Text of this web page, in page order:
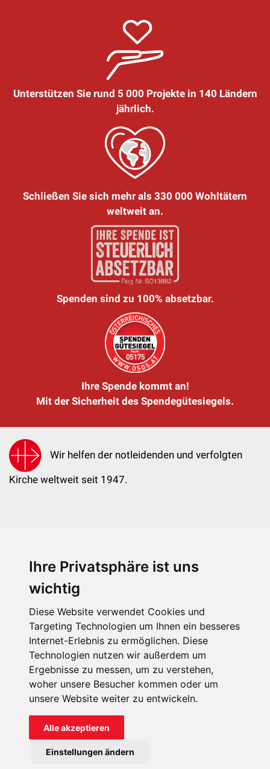
Ihre Privatsphäre ist uns
wichtig
Diese Website verwendet Cookies und
Targeting Technologien um Ihnen ein besseres
Internet-Erlebnis zu ermöglichen. Diese
Technologien nutzen wir außerdem um
Ergebnisse zu messen, um zu verstehen,
woher unsere Besucher kommen oder um
unsere Website weiter zu entwickeln.
Alle akzeptieren
Einstellungen ändern
Unterstützen Sie rund 5 000 Projekte in 140 Ländern
jährlich.
Schließen Sie sich mehr als 330 000 Wohltätern
weltweit an.
Spenden sind zu 100% absetzbar.
Ihre Spende kommt an!
Mit der Sicherheit des Spendegütesiegels.
Wir helfen der notleidenden und verfolgten
Kirche weltweit seit 1947.
KIRCHE IN NOT - Österreich
kin@kircheinnot.at
KIN weltweit
Impressum Datenschutz